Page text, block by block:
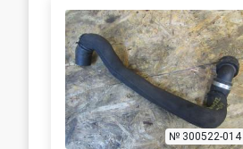
№ 300522-014